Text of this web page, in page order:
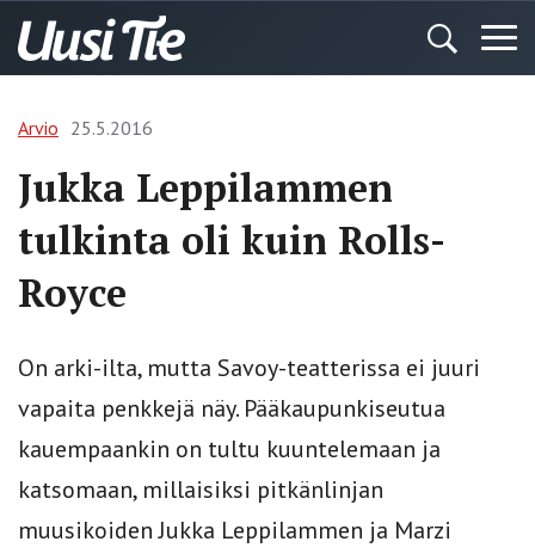
Arvio 25.5.2016
Jukka Leppilammen
tulkinta oli kuin Rolls-
Royce
On arki-ilta, mutta Savoy-teatterissa ei juuri
vapaita penkkejä näy. Pääkaupunkiseutua
kauempaankin on tultu kuuntelemaan ja
katsomaan, millaisiksi pitkänlinjan
muusikoiden Jukka Leppilammen ja Marzi